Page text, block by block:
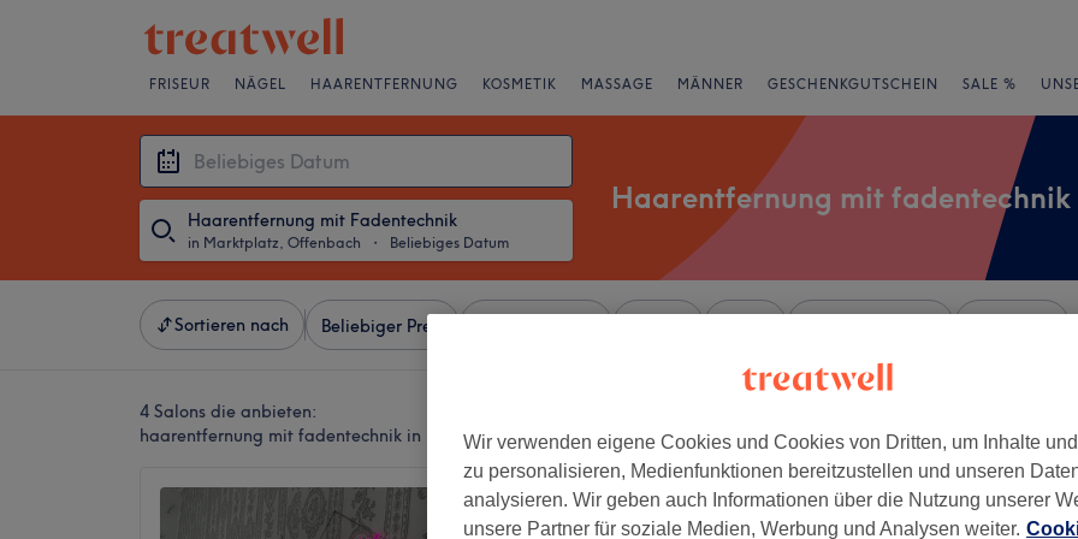
FRISEUR NÄGEL HAARENTFERNUNG KOSMETIK MASSAGE MÄNNER GESCHENKGUTSCHEIN SALE %
Haarentfernung mit Fadentechnik
in Marktplatz, Offenbach ・ Beliebiges Datum
Haarentfernung mit fadentechnik
Sortieren nach Beliebiger Preis
4 Salons die anbieten:
haarentfernung mit fadentechnik in Marktplatz, Offenbach
Glory Glam
4,8
147 Bewertungen
+
Wir verwenden eigene Cookies und Cookies von Dritten, um Inhalte
zu personalisieren, Medienfunktionen bereitzustellen und unseren
analysieren. Wir geben auch Informationen über die Nutzung unserer
unsere Partner für soziale Medien, Werbung und Analysen weiter.